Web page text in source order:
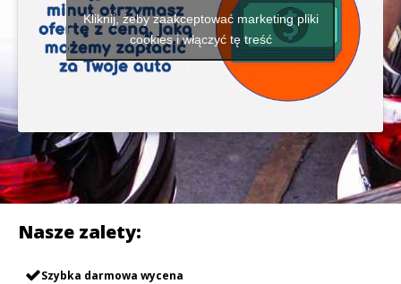
Kliknij, żeby zaakceptować marketing pliki
cookies i włączyć tę treść
Nasze zalety:
Szybka darmowa wycena